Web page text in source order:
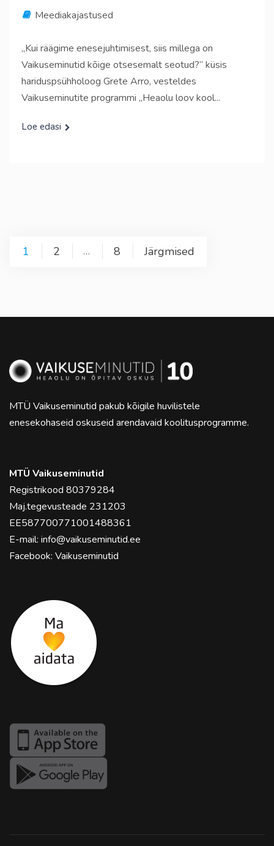
Meediakajastused
„Kui räägime enesejuhtimisest, siis millega on
Vaikuseminutid kõige otsesemalt seotud?“ küsis
hariduspsühholoog Grete Arro, vesteldes
Vaikuseminutite programmi „Heaolu loov kool...
Loe edasi
Postituste
1 2 … 8 Järgmised
MTÜ Vaikuseminutid pakub kõigile huvilistele
enesekohaseid oskuseid arendavaid koolitusprogramme.
MTÜ Vaikuseminutid
Registrikood 80379284
Maj.tegevusteade 231203
EE587700771001488361
E-mail: info@vaikuseminutid.ee
Facebook: Vaikuseminutid